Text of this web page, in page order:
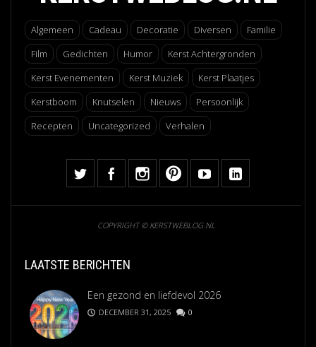
Algemeen Cadeau Decoratie Diversen
Familie
Film
Gedichten Humor
Kerst Achtergronden
Kerst Evenementen
Kerst Muziek
Kerst Plaatjes
Kerstboom
Knutselen Nieuws
Persoonlijk
Recepten
Uncategorized Verhalen
COPYRIGHT © KERSTWEBLOG.NL
LAATSTE BERICHTEN
Een gezond en liefdevol 2026
DECEMBER 31, 2025 0